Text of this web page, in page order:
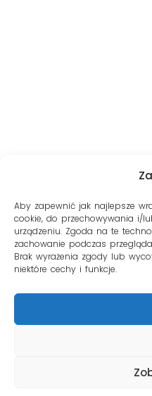
Aby zapewnić jak najlepsze
cookie, do przechowywania i/
urządzeniu. Zgoda na te
zachowanie podczas
Brak wyrażenia zgody lub
niektóre cechy i funkcje.